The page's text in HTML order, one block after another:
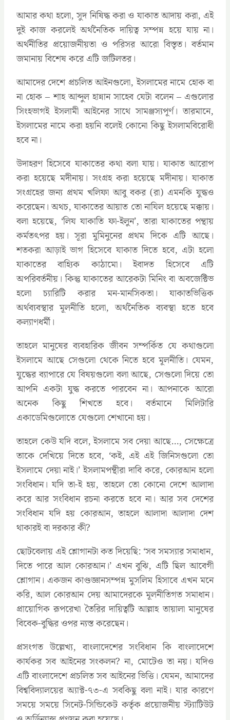
আমার কথা হলো, সুদ নিষিদ্ধ করা ও যাকাত আদায় করা, এই
দুই কাজ করলেই অর্থনৈতিক দায়িত্ব সম্পন্ন হয়ে যায় না।
অর্থনীতির প্রয়োজনীয়তা ও পরিসর আরো বিস্তৃত। বর্তমান
জমানায় বিশেষ করে এটি জটিলতর।
আমাদের দেশে প্রচলিত আইনগুলো, ইসলামের নামে হোক বা
না হোক – শাহ আব্দুল হান্নান সাহেব যেটা বলেন – এগুলোর
সিংহভাগই ইসলামী আইনের সাথে সামঞ্জস্যপূর্ণ। তারমানে,
ইসলামের নামে করা হয়নি বলেই কোনো কিছু ইসলামবিরোধী
হবে না।
উদাহরণ হিসেবে যাকাতের কথা বলা যায়। যাকাত আরোপ
করা হয়েছে মদীনায়। সংগ্রহ করা হয়েছে মদীনায়। যাকাত
সংগ্রহের জন্য প্রথম খলিফা আবু বকর (রা) এমনকি যুদ্ধও
করেছেন। অথচ, যাকাতের আয়াত তো নাযিল হয়েছে মক্কায়।
বলা হয়েছে, ‘লিয যাকাতি ফা-ইলুন’, তারা যাকাতের পন্থায়
কর্মতৎপর হয়। সূরা মুমিনুনের প্রথম দিকে এটি আছে।
শতকরা আড়াই ভাগ হিসেবে যাকাত দিতে হবে, এটা হলো
যাকাতের বাহ্যিক কাঠামো। ইবাদত হিসেবে এটি
অপরিবর্তনীয়। কিন্তু যাকাতের আরেকটা মিনিং বা অবজেক্টিভ
হলো চ্যারিটি করার মন-মানসিকতা। যাকাতভিত্তিক
অর্থব্যবস্থার মূলনীতি হলো, অর্থনৈতিক ব্যবস্থা হতে হবে
কল্যাণধর্মী।
তাহলে মানুষের ব্যবহারিক জীবন সম্পর্কিত যে কথাগুলো
ইসলামে আছে সেগুলো থেকে নিতে হবে মূলনীতি। যেমন,
যুদ্ধের ব্যাপারে যে বিষয়গুলো বলা আছে, সেগুলো দিয়ে তো
আপনি একটা যুদ্ধ করতে পারবেন না। আপনাকে আরো
অনেক কিছু শিখতে হবে। বর্তমানে মিলিটারি
একাডেমিগুলোতে যেগুলো শেখানো হয়।
তাহলে কেউ যদি বলে, ইসলামে সব দেয়া আছে…, সেক্ষেত্রে
তাকে দেখিয়ে দিতে হবে, ‘কই, এই এই জিনিসগুলো তো
ইসলামে দেয়া নাই।’ ইসলামপন্থীরা দাবি করে, কোরআন হলো
সংবিধান। যদি তা-ই হয়, তাহলে তো কোনো দেশে আলাদা
করে আর সংবিধান রচনা করতে হবে না। আর সব দেশের
সংবিধান যদি হয় কোরআন, তাহলে আলাদা আলাদা দেশ
থাকারই বা দরকার কী?
ছোটবেলায় এই শ্লোগানটা কত দিয়েছি: ‘সব সমস্যার সমাধান,
দিতে পারে আল কোরআন।’ এখন বুঝি, এটি ছিল আবেগী
শ্লোগান। একজন কাণ্ডজ্ঞানসম্পন্ন মুসলিম হিসাবে এখন মনে
করি, আল কোরআন দেয় আমাদেরকে মূলনীতিগত সমাধান।
প্রায়োগিক রূপরেখা তৈরির দায়িত্বটি আল্লাহ তায়ালা মানুষের
বিবেক-বুদ্ধির ওপর ন্যস্ত করেছেন।
প্রসংগত উল্লেখ্য, বাংলাদেশের সংবিধান কি বাংলাদেশে
কার্যকর সব আইনের সংকলন? না, মোটেও তা নয়। যদিও
এটি বাংলাদেশে প্রচলিত সব আইনের ভিত্তি। যেমন, আমাদের
বিশ্ববিদ্যালয়ের অ্যাক্ট-৭৩-‌এ সবকিছু বলা নাই। যার কারণে
সময়ে সময়ে সিনেট-সিন্ডিকেট কর্তৃক প্রয়োজনীয় স্ট্যাটিউট